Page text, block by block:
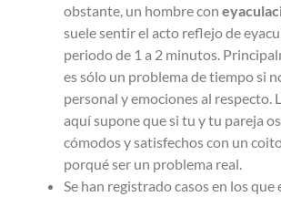
obstante, un hombre con
suele sentir el acto reflejo de
periodo de 1 a 2 minutos.
es sólo un problema de tiempo si
personal y emociones al respecto.
aquí supone que si tu y tu pareja
cómodos y satisfechos con un
porqué ser un problema real.
Se han registrado casos en los que